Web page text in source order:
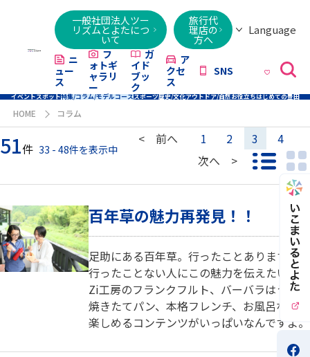
一般社団法人ツー
リズムとよたにつ
いて
旅行代
理店の
方へ
Language
Việt
ニ
ュー
ス
フ
ォトギ
ャラリ
ー
ガ
イド
ブッ
ク
ア
クセ
ス
SNS
イベントスポット特集/コラム/モデルコーススポーツ歴史/文化アウトドア/自然お役立ちはじめての豊田
HOME コラム
51件 33 - 48件を表示中
< 前へ 1 2 3
4
次へ >
一覧
百年草の魅力再発見！！
足助にある百年草。行ったことありますか？
行ったことない人にこの魅力を伝えたい！Zi
Zi工房のフランクフルト、バーバラはうすの
焼きたてパン、本格フレンチ、お風呂など、
楽しめるコンテンツがいっぱいなんですよ。